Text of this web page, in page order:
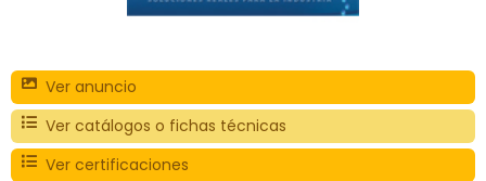
Ver anuncio
Ver catálogos o fichas técnicas
Ver certificaciones